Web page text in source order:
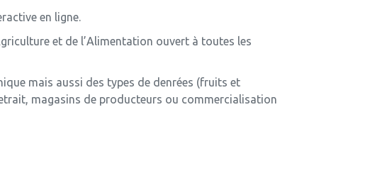
en ligne.
et de l’Alimentation ouvert à toutes les
mais aussi des types de denrées (fruits et
magasins de producteurs ou commercialisation